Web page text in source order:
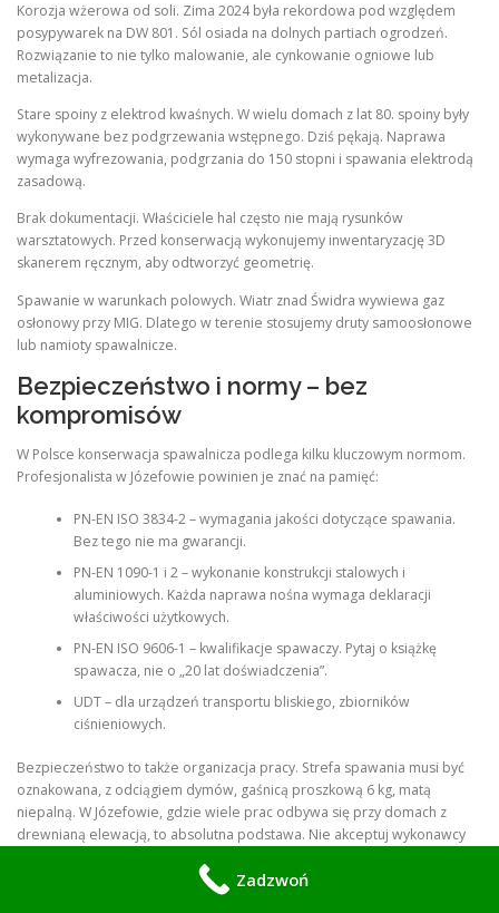
Korozja wżerowa od soli. Zima 2024 była rekordowa pod względem
posypywarek na DW 801. Sól osiada na dolnych partiach ogrodzeń.
Rozwiązanie to nie tylko malowanie, ale cynkowanie ogniowe lub
metalizacja.
Stare spoiny z elektrod kwaśnych. W wielu domach z lat 80. spoiny były
wykonywane bez podgrzewania wstępnego. Dziś pękają. Naprawa
wymaga wyfrezowania, podgrzania do 150 stopni i spawania elektrodą
zasadową.
Brak dokumentacji. Właściciele hal często nie mają rysunków
warsztatowych. Przed konserwacją wykonujemy inwentaryzację 3D
skanerem ręcznym, aby odtworzyć geometrię.
Spawanie w warunkach polowych. Wiatr znad Świdra wywiewa gaz
osłonowy przy MIG. Dlatego w terenie stosujemy druty samoosłonowe
lub namioty spawalnicze.
Bezpieczeństwo i normy – bez
kompromisów
W Polsce konserwacja spawalnicza podlega kilku kluczowym normom.
Profesjonalista w Józefowie powinien je znać na pamięć:
PN-EN ISO 3834-2 – wymagania jakości dotyczące spawania.
Bez tego nie ma gwarancji.
PN-EN 1090-1 i 2 – wykonanie konstrukcji stalowych i
aluminiowych. Każda naprawa nośna wymaga deklaracji
właściwości użytkowych.
PN-EN ISO 9606-1 – kwalifikacje spawaczy. Pytaj o książkę
spawacza, nie o „20 lat doświadczenia”.
UDT – dla urządzeń transportu bliskiego, zbiorników
ciśnieniowych.
Bezpieczeństwo to także organizacja pracy. Strefa spawania musi być
oznakowana, z odciągiem dymów, gaśnicą proszkową 6 kg, matą
niepalną. W Józefowie, gdzie wiele prac odbywa się przy domach z
drewnianą elewacją, to absolutna podstawa. Nie akceptuj wykonawcy
Jak wygląda profesjonalny przegląd
Zadzwoń